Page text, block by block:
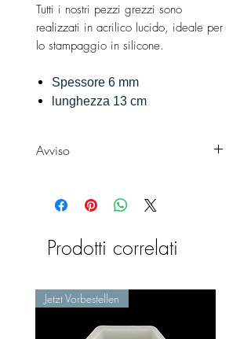
Tutti i nostri pezzi grezzi sono
realizzati in acrilico lucido, ideale per
lo stampaggio in silicone.
Spessore 6 mm
lunghezza 13 cm
Avviso
disponibili in dimensioni
contattarci in qualsiasi momento se
hai bisogno di un pezzo grezzo di
Prodotti correlati
Jetzt Vorbestellen